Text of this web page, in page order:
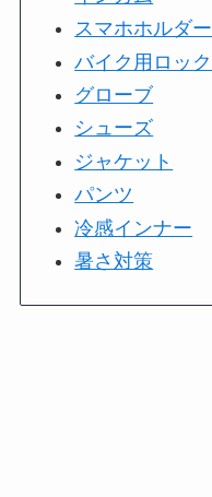
スマホホルダー
バイク用ロック
グローブ
シューズ
ジャケット
パンツ
冷感インナー
暑さ対策